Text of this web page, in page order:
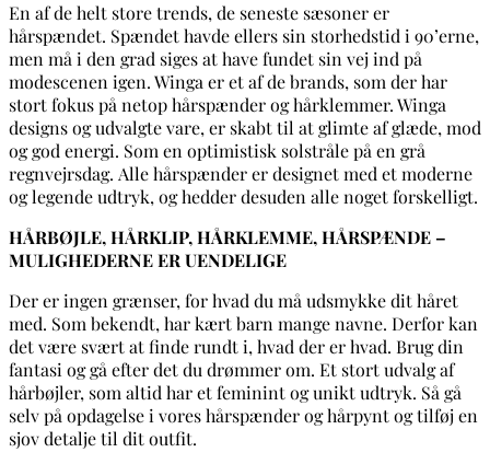
En af de helt store trends, de seneste sæsoner er
hårspændet. Spændet havde ellers sin storhedstid i 90’erne,
men må i den grad siges at have fundet sin vej ind på
modescenen igen. Winga er et af de brands, som der har
stort fokus på netop hårspænder og hårklemmer. Winga
designs og udvalgte vare, er skabt til at glimte af glæde, mod
og god energi. Som en optimistisk solstråle på en grå
regnvejrsdag. Alle hårspænder er designet med et moderne
og legende udtryk, og hedder desuden alle noget forskelligt.
HÅRBØJLE, HÅRKLIP, HÅRKLEMME, HÅRSPÆNDE –
MULIGHEDERNE ER UENDELIGE
Der er ingen grænser, for hvad du må udsmykke dit håret
med. Som bekendt, har kært barn mange navne. Derfor kan
det være svært at finde rundt i, hvad der er hvad. Brug din
fantasi og gå efter det du drømmer om. Et stort udvalg af
hårbøjler, som altid har et feminint og unikt udtryk. Så gå
selv på opdagelse i vores hårspænder og hårpynt og tilføj en
sjov detalje til dit outfit.